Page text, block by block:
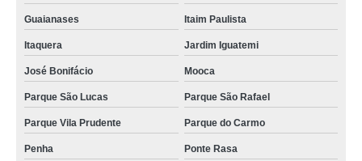
gráfica de cordão poliéster para crachá Alto da Lapa
cordões para crachás personalizado Sorocaba
cordão para crachá digital orçamento Vila Prudente
cordão de crachá Itaim Bibi
cordão para crachá em poliéster Vila Albertina
cordão para crachá em silk orçamento Imirim
Guaianases Itaim Paulista
Itaquera Jardim Iguatemi
José Bonifácio Mooca
Parque São Lucas Parque São Rafael
Parque Vila Prudente Parque do Carmo
Penha Ponte Rasa